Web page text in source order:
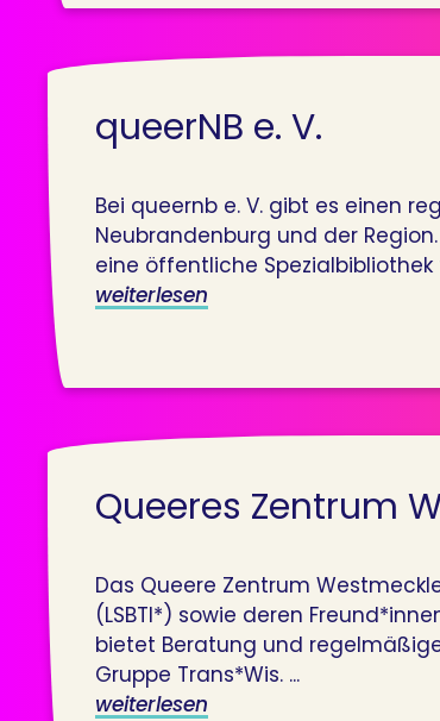
queerNB e. V.
Bei queernb e. V. gibt es einen
Neubrandenburg und der
eine öffentliche
weiterlesen
Queeres Zentrum
Das Queere Zentrum
(LSBTI*) sowie deren
bietet Beratung und
Gruppe Trans*Wis. ...
weiterlesen